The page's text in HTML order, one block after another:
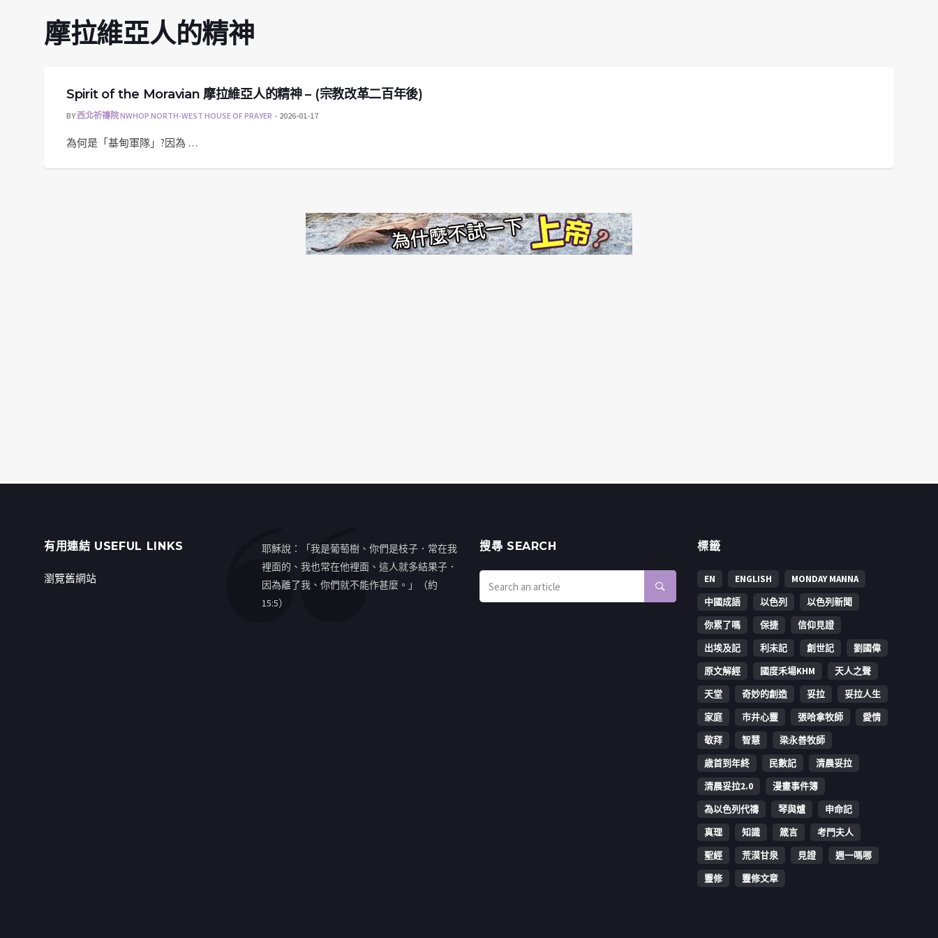
摩拉維亞人的精神
Spirit of the Moravian 摩拉維亞人的精神 – (宗教改革二百年後)
BY西北祈禱院 NWHOP NORTH-WEST HOUSE OF PRAYER 2026-01-17
為何是「基甸軍隊」?因為 …
有用連結 USEFUL LINKS
瀏覽舊網站
耶穌說：「我是葡萄樹、你們是枝子．常在我
裡面的、我也常在他裡面、這人就多結果子．
因為離了我、你們就不能作甚麼。」（約
15:5）
搜㝷 SEARCH 標籤
EN ENGLISH
MONDAY MANNA
中國成語
以色列
以色列新聞
你累了嗎
保捷
信仰見證
出埃及記
利未記 創世記
劉國偉
原文解經
國度禾場KHM
天人之聲
天堂
奇妙的創造 妥拉
妥拉人生
家庭
市井心靈 張哈拿牧師
愛情
敬拜
智慧
梁永善牧師
歳首到年終
民數記
清晨妥拉
清晨妥拉2.0
漫畫事件簿
為以色列代禱
琴與爐
申命記
真理
知識 箴言
考門夫人
聖經
荒漠甘泉 見證
週一嗎哪
靈修
靈修文章